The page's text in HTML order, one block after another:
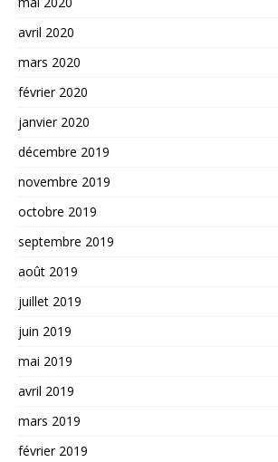
avril 2020
mars 2020
février 2020
janvier 2020
décembre 2019
novembre 2019
octobre 2019
septembre 2019
août 2019
juillet 2019
juin 2019
mai 2019
avril 2019
mars 2019
février 2019